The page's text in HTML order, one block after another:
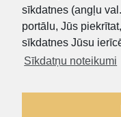
sīkdatnes (angļu
portālu, Jūs
sīkdatnes Jūsu
Sīkdatņu noteikumi